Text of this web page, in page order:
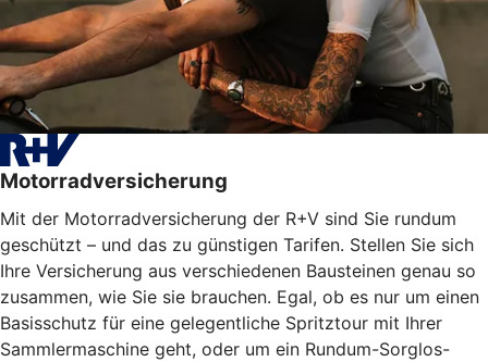
Motorradversicherung
Mit der Motorradversicherung der R+V sind Sie rundum
geschützt – und das zu günstigen Tarifen. Stellen Sie sich
Ihre Versicherung aus verschiedenen Bausteinen genau so
zusammen, wie Sie sie brauchen. Egal, ob es nur um einen
Basisschutz für eine gelegentliche Spritztour mit Ihrer
Sammlermaschine geht, oder um ein Rundum-Sorglos-